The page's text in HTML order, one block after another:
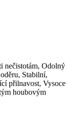
nečistotám, Odolný
Stabilní,
přilnavost, Vysoce
houbovým